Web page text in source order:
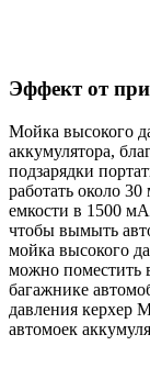
Эффект от
Мойка высокого
аккумулятора,
подзарядки
работать около
емкости в 1500
чтобы вымыть
мойка высокого
можно поместить
багажнике
давления керхер
автомоек